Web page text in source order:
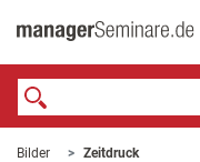
Bilder Zeitdruck